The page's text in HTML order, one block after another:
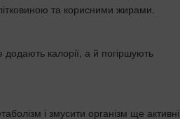
та корисними жирами.
додають калорії, а й погіршують
і змусити організм ще